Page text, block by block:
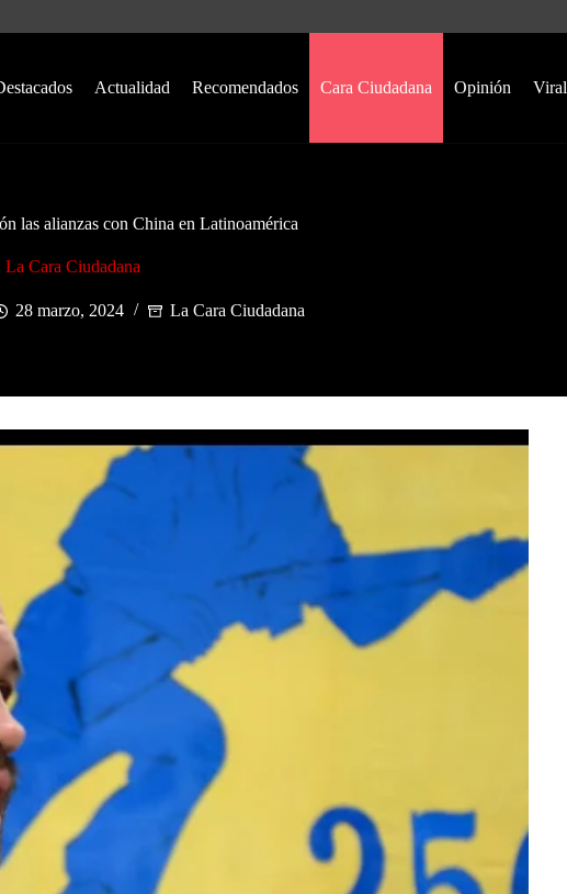
Actualidad Recomendados Cara Ciudadana Opinión Viral
las alianzas con China en Latinoamérica
La Cara Ciudadana
28 marzo, 2024 La Cara Ciudadana